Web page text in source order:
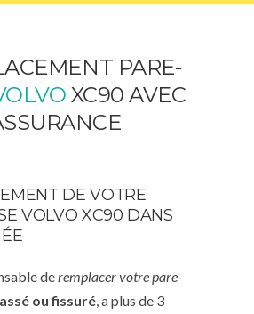
PARE-
XC90 AVEC
DE VOTRE
VOLVO XC90 DANS
deremplacer votre pare-
ou fissuré , a plus de 3